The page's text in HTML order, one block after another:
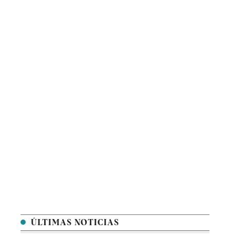
ÚLTIMAS NOTICIAS